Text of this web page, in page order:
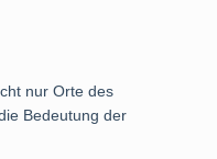
nur Orte des
Bedeutung der